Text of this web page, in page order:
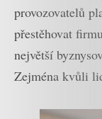
provozovatelů
přestěhovat
největší
Zejména kvůli